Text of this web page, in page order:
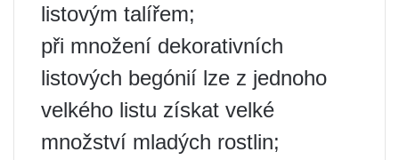
listovým talířem;
při množení dekorativních
listových begónií lze z jednoho
velkého listu získat velké
množství mladých rostlin;